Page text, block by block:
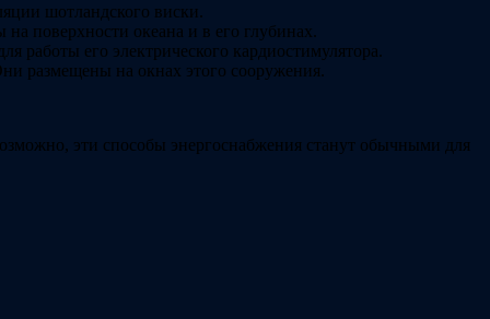
шотландского виски.
поверхности океана и в его глубинах.
его электрического кардиостимулятора.
размещены на окнах этого сооружения.
эти способы энергоснабжения станут обычными для